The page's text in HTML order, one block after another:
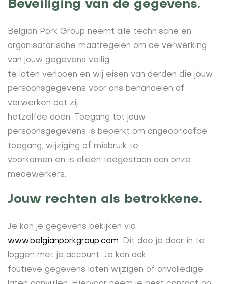
Beveiliging van de gegevens.
Belgian Pork Group neemt alle technische en
organisatorische maatregelen om de verwerking
van jouw gegevens veilig
te laten verlopen en wij eisen van derden die jouw
persoonsgegevens voor ons behandelen of
verwerken dat zij
hetzelfde doen. Toegang tot jouw
persoonsgegevens is beperkt om ongeoorloofde
toegang, wijziging of misbruik te
voorkomen en is alleen toegestaan aan onze
medewerkers.
Jouw rechten als betrokkene.
Je kan je gegevens bekijken via
www.belgianporkgroup.com. Dit doe je door in te
loggen met je account. Je kan ook
foutieve gegevens laten wijzigen of onvolledige